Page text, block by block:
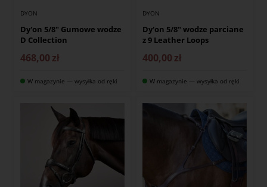
DYON
Dy'on 5/8" Gumowe wodze
D Collection
468,00 zł
W magazynie — wysyłka od ręki
DYON
Dy'on 5/8" wodze parciane
z 9 Leather Loops
400,00 zł
W magazynie — wysyłka od ręki